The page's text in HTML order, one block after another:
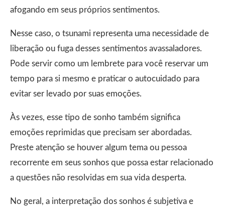
afogando em seus próprios sentimentos.
Nesse caso, o tsunami representa uma necessidade de
liberação ou fuga desses sentimentos avassaladores.
Pode servir como um lembrete para você reservar um
tempo para si mesmo e praticar o autocuidado para
evitar ser levado por suas emoções.
Às vezes, esse tipo de sonho também significa
emoções reprimidas que precisam ser abordadas.
Preste atenção se houver algum tema ou pessoa
recorrente em seus sonhos que possa estar relacionado
a questões não resolvidas em sua vida desperta.
No geral, a interpretação dos sonhos é subjetiva e